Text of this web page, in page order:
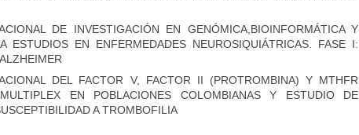
DE INVESTIGACIÓN EN GENÓMICA,BIOINFORMÁTICA Y
ESTUDIOS EN ENFERMEDADES NEUROSIQUIÁTRICAS. FASE I:
DEL FACTOR V, FACTOR II (PROTROMBINA) Y MTHFR
EN POBLACIONES COLOMBIANAS Y ESTUDIO DE
A TROMBOFILIA